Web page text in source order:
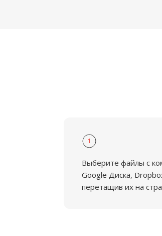
1
Выберите файлы с
Google Диска,
перетащив их на